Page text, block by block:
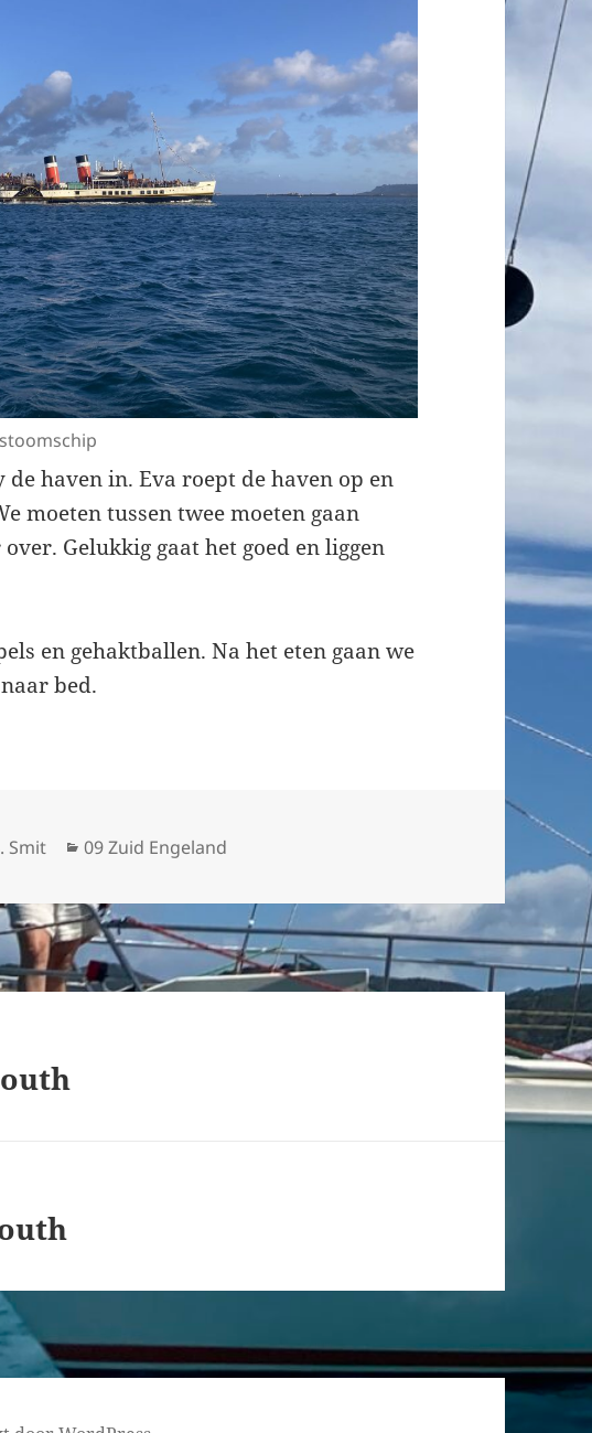
haven in. Eva roept de haven op en
moeten tussen twee moeten gaan
Gelukkig gaat het goed en liggen
en gehaktballen. Na het eten gaan we
bed.
Smit Categorieën
09 Zuid Engeland